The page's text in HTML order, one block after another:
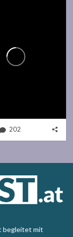
202
begleitet mit